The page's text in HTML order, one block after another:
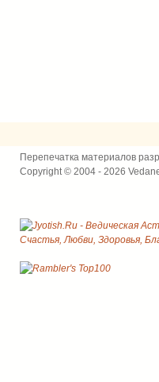
Перепечатка материалов
Copyright © 2004 - 2026